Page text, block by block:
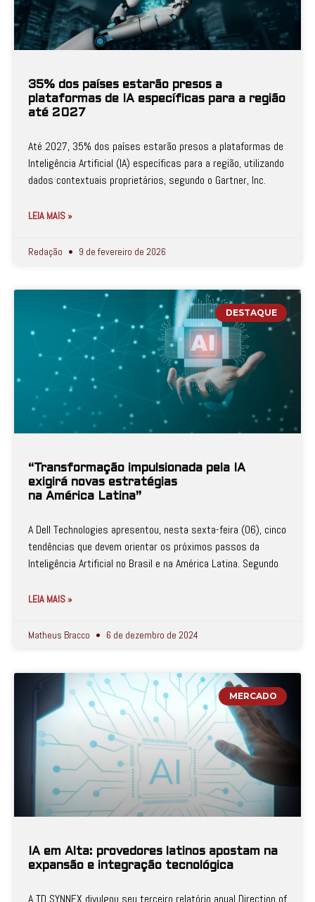
35% dos países estarão presos a
plataformas de IA específicas para a região
até 2027
Até 2027, 35% dos países estarão presos a plataformas de
Inteligência Artificial (IA) específicas para a região, utilizando
dados contextuais proprietários, segundo o Gartner, Inc.
LEIA MAIS »
Redação 9 de fevereiro de 2026
DESTAQUE
“Transformação impulsionada pela IA
exigirá novas estratégias
na América Latina”
A Dell Technologies apresentou, nesta sexta-feira (06), cinco
tendências que devem orientar os próximos passos da
Inteligência Artificial no Brasil e na América Latina. Segundo
LEIA MAIS »
Matheus Bracco 6 de dezembro de 2024
MERCADO
IA em Alta: provedores latinos apostam na
expansão e integração tecnológica
A TD SYNNEX divulgou seu terceiro relatório anual Direction of